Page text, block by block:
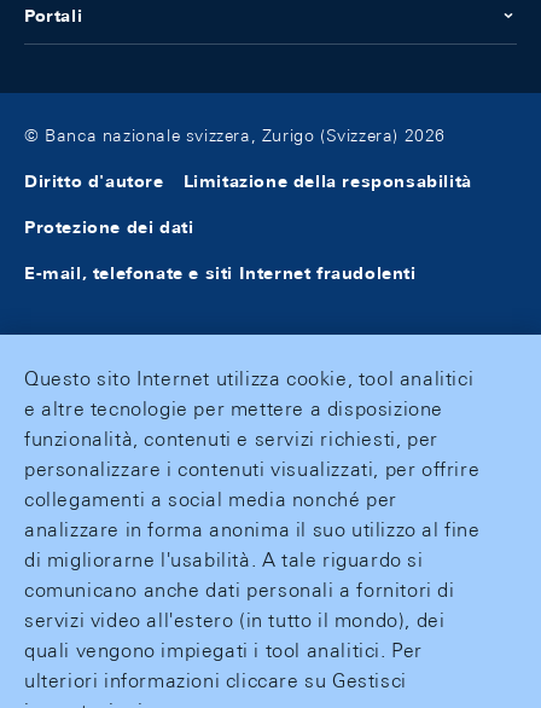
Portali
© Banca nazionale svizzera, Zurigo (Svizzera) 2026
Diritto d'autore Limitazione della responsabilità
Protezione dei dati
E-mail, telefonate e siti Internet fraudolenti
Questo sito Internet utilizza cookie, tool analitici
e altre tecnologie per mettere a disposizione
funzionalità, contenuti e servizi richiesti, per
personalizzare i contenuti visualizzati, per offrire
collegamenti a social media nonché per
analizzare in forma anonima il suo utilizzo al fine
di migliorarne l'usabilità. A tale riguardo si
comunicano anche dati personali a fornitori di
servizi video all'estero (in tutto il mondo), dei
quali vengono impiegati i tool analitici. Per
ulteriori informazioni cliccare su Gestisci